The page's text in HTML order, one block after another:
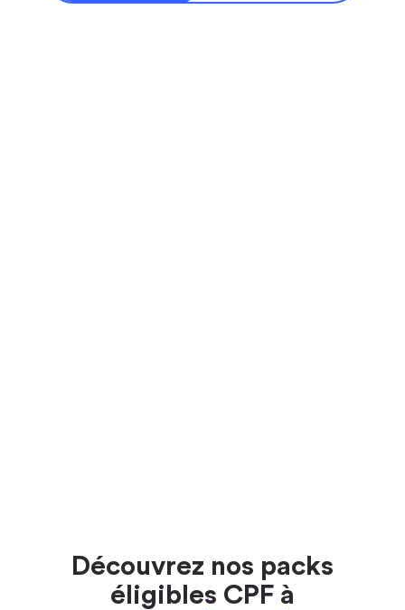
Découvrez nos packs
éligibles CPF à